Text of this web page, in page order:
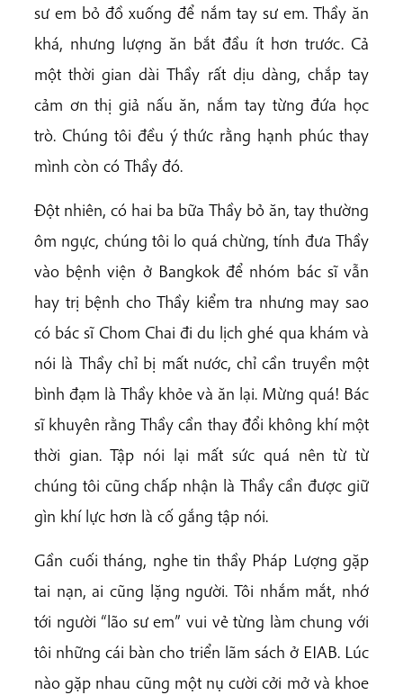
sư em bỏ đồ xuống để nắm tay sư em. Thầy ăn
khá, nhưng lượng ăn bắt đầu ít hơn trước. Cả
một thời gian dài Thầy rất dịu dàng, chắp tay
cảm ơn thị giả nấu ăn, nắm tay từng đứa học
trò. Chúng tôi đều ý thức rằng hạnh phúc thay
mình còn có Thầy đó.
Đột nhiên, có hai ba bữa Thầy bỏ ăn, tay thường
ôm ngực, chúng tôi lo quá chừng, tính đưa Thầy
vào bệnh viện ở Bangkok để nhóm bác sĩ vẫn
hay trị bệnh cho Thầy kiểm tra nhưng may sao
có bác sĩ Chom Chai đi du lịch ghé qua khám và
nói là Thầy chỉ bị mất nước, chỉ cần truyền một
bình đạm là Thầy khỏe và ăn lại. Mừng quá! Bác
sĩ khuyên rằng Thầy cần thay đổi không khí một
thời gian. Tập nói lại mất sức quá nên từ từ
chúng tôi cũng chấp nhận là Thầy cần được giữ
gìn khí lực hơn là cố gắng tập nói.
Gần cuối tháng, nghe tin thầy Pháp Lượng gặp
tai nạn, ai cũng lặng người. Tôi nhắm mắt, nhớ
tới người “lão sư em” vui vẻ từng làm chung với
tôi những cái bàn cho triển lãm sách ở EIAB. Lúc
nào gặp nhau cũng một nụ cười cởi mở và khoe